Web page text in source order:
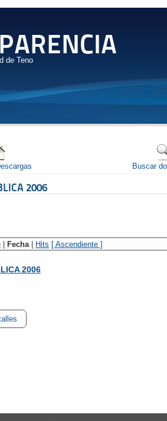
de Teno
Buscar
2006
Fecha Hits [ Ascendiente ]
2006